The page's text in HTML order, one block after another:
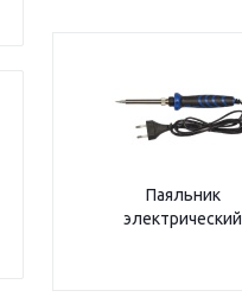
Паяльник
электрический